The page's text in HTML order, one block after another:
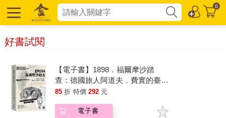
0
好書試閱
【電子書】1898．福爾摩沙踏
查：德國旅人阿道夫．費實的臺灣
漫遊手記
85 折 特價 292 元
電子書